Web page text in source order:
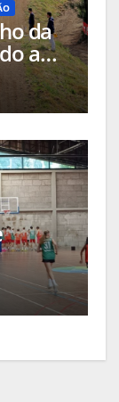
da
a
estão
os